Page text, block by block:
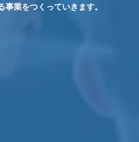
事業をつくっていきます。